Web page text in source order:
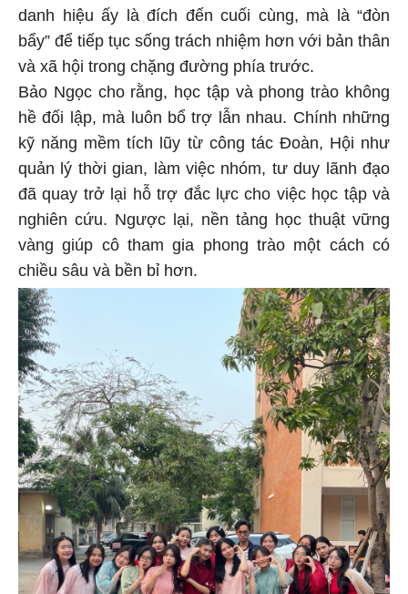
danh hiệu ấy là đích đến cuối cùng, mà là “đòn
bẩy” để tiếp tục sống trách nhiệm hơn với bản thân
và xã hội trong chặng đường phía trước.
Bảo Ngọc cho rằng, học tập và phong trào không
hề đối lập, mà luôn bổ trợ lẫn nhau. Chính những
kỹ năng mềm tích lũy từ công tác Đoàn, Hội như
quản lý thời gian, làm việc nhóm, tư duy lãnh đạo
đã quay trở lại hỗ trợ đắc lực cho việc học tập và
nghiên cứu. Ngược lại, nền tảng học thuật vững
vàng giúp cô tham gia phong trào một cách có
chiều sâu và bền bỉ hơn.